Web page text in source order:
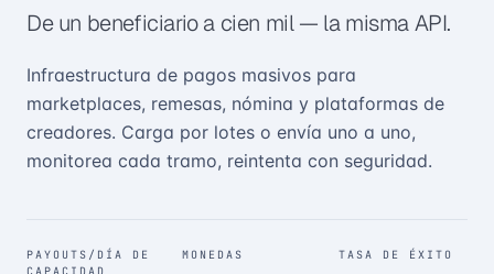
De un beneficiario a cien mil — la misma API.
Infraestructura de pagos masivos para
marketplaces, remesas, nómina y plataformas de
creadores. Carga por lotes o envía uno a uno,
monitorea cada tramo, reintenta con seguridad.
PAYOUTS/DÍA DE
MONEDAS TASA DE ÉXITO